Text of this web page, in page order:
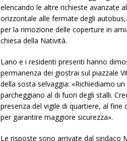
elencando le altre richieste avanzate
orizzontale alle fermate degli
per la rimozione delle coperture in
chiesa della Natività.
Lano e i residenti presenti hanno
permanenza dei giostrai sul piazzale
della sosta selvaggia: «Richiediamo
parcheggiano al di fuori degli stalli.
presenza del vigile di quartiere, al
per garantire maggiore sicurezza».
Le risposte sono arrivate dal sindaco